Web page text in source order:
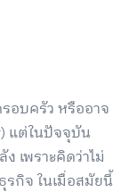
รอบครัว หรืออาจ
แต่ในปัจจุบัน
เพราะคิดว่าไม่
รกิจ ในเมื่อสมัยนี้